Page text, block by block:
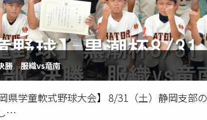
勝 服織vs竜南
県学童軟式野球大会】 8/31（土）静岡支部
…